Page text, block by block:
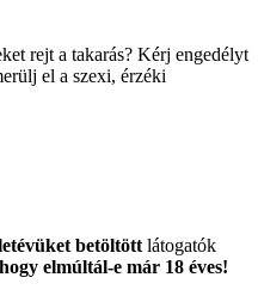
rejt a takarás? Kérj engedélyt
el a szexi, érzéki
betöltött látogatók
elmúltál-e már 18 éves!